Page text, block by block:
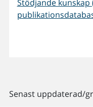
Stödjande kunskap
Senast uppdaterad/